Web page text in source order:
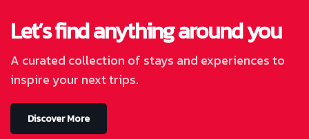
Let’s find anything around you
A curated collection of stays and experiences to
inspire your next trips.
Discover More